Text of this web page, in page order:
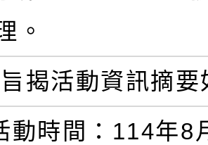
。
旨揭活動資訊摘要
動時間：114年8